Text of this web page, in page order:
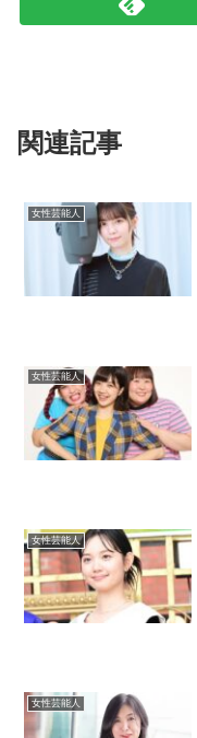
関連記事
女性芸能人
女性芸能人
女性芸能人
女性芸能人